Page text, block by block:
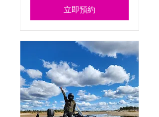
立即預約